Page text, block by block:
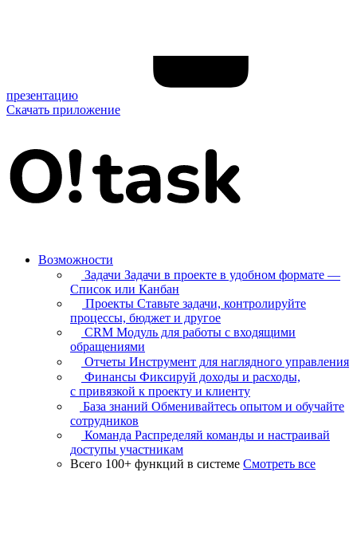
презентацию
Скачать приложение
Возможности
Задачи Задачи в проекте в удобном формате —
Список или Канбан
Проекты Ставьте задачи, контролируйте
процессы, бюджет и другое
CRM Модуль для работы с входящими
обращениями
Отчеты Инструмент для наглядного управления
Финансы Фиксируй доходы и расходы,
с привязкой к проекту и клиенту
База знаний Обменивайтесь опытом и обучайте
сотрудников
Команда Распределяй команды и настраивай
доступы участникам
Всего 100+ функций в системе Смотреть все